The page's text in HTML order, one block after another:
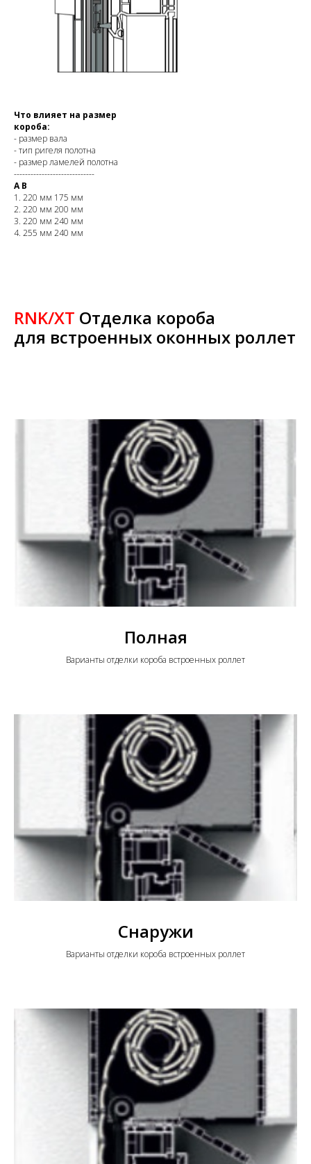
Что влияет на размер
короба:
- размер вала
- тип ригеля полотна
- размер ламелей полотна
-----------------------------
AB
1. 220 мм 175 мм
2. 220 мм 200 мм
3. 220 мм 240 мм
4. 255 мм 240 мм
RNK/XT Отделка короба
для встроенных оконных роллет
Полная
Варианты отделки короба встроенных роллет
Снаружи
Варианты отделки короба встроенных роллет